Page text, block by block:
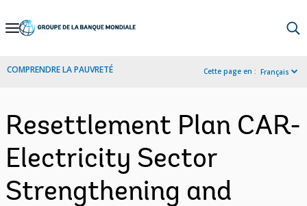
Skip
Navigation
COMPRENDRE LA PAUVRETÉ Cette page en : Français
Resettlement Plan CAR-
Electricity Sector
Strengthening and